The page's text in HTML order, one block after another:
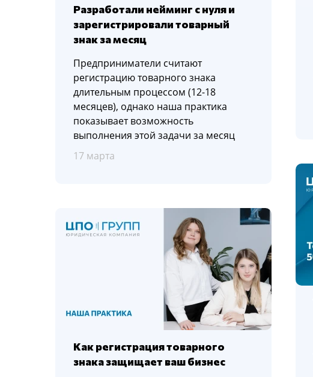
Разработали нейминг с нуля и
зарегистрировали товарный
знак за месяц
Предприниматели считают
регистрацию товарного знака
длительным процессом (12-18
месяцев), однако наша практика
показывает возможность
выполнения этой задачи за месяц
17 марта
Как регистрация товарного
знака защищает ваш бизнес